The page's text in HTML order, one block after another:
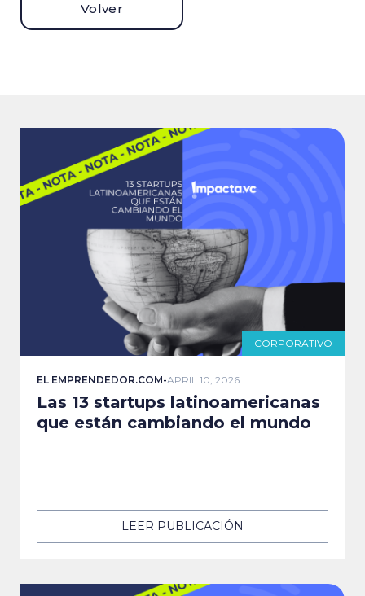
Volver
CORPORATIVO
EL EMPRENDEDOR.COM-APRIL 10, 2026
Las 13 startups latinoamericanas
que están cambiando el mundo
LEER PUBLICACIÓN